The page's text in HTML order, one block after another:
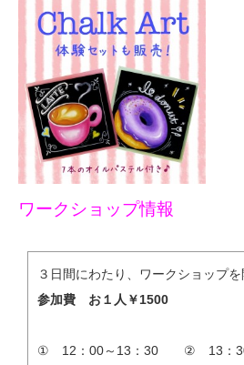
ワークショップ情報
３日間にわたり、ワークショップを
参加費 お１人￥1500
① 12：00～13：30 ② 13：30